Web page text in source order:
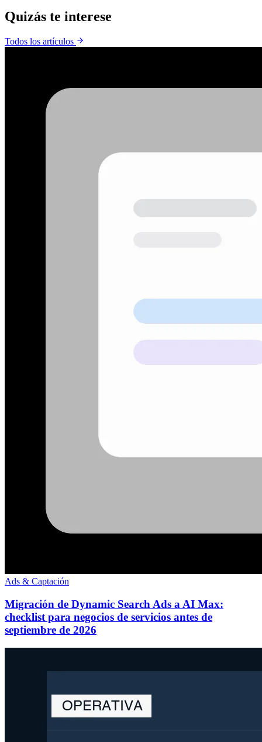
Quizás te interese
Todos los artículos
Ads & Captación
Migración de Dynamic Search Ads a AI Max:
checklist para negocios de servicios antes de
septiembre de 2026